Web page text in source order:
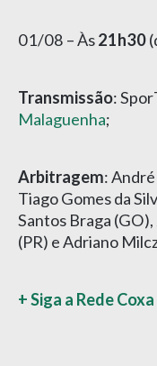
01/08 – Às21h30
Transmissão:
Malaguenha;
Arbitragem:
Tiago Gomes da
Santos Braga
(PR) e Adriano
+ Siga a Rede